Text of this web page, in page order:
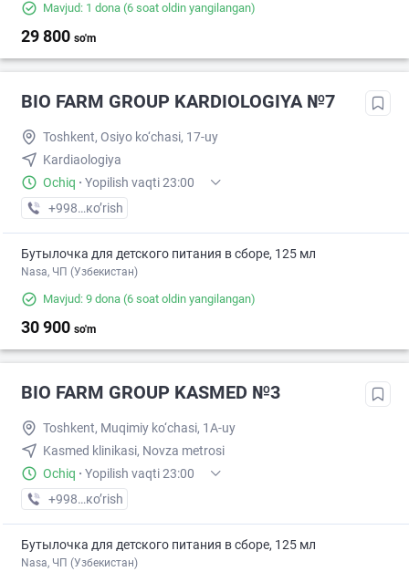
Mavjud: 1 dona (6 soat oldin yangilangan)
29 800 so'm
BIO FARM GROUP KARDIOLOGIYA №7
Toshkent, Osiyo ko‘chasi, 17-uy
Kardiaologiya
Ochiq · Yopilish vaqti 23:00
+998 (95) XXX-XX-XX
кo’rish
Бутылочка для детского питания в сборе, 125 мл
Nasa, ЧП (Узбекистан)
Mavjud: 9 dona (6 soat oldin yangilangan)
30 900 so'm
BIO FARM GROUP KASMED №3
Toshkent, Muqimiy ko‘chasi, 1A-uy
Kasmed klinikasi, Novza metrosi
Ochiq · Yopilish vaqti 23:00
+998 (93) XXX-XX-XX
кo’rish
Бутылочка для детского питания в сборе, 125 мл
Nasa, ЧП (Узбекистан)